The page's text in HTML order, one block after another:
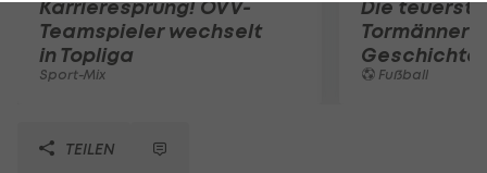
Karrieresprung! ÖVV-
Teamspieler wechselt
in Topliga
Sport-Mix
Die
Tormänner
Geschichte
Fußball
TEILEN